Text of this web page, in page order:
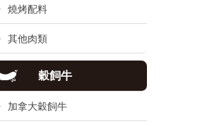
燒烤配料
其他肉類
穀飼牛
加拿大穀飼牛